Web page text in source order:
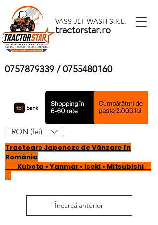
VASS JET WASH S.R.L.
tractorstar.ro
0757879339 /0755480160
Tractoare Japoneze de Vânzare în
România
Kubota • Yanmar • Iseki • Mitsubishi
RON (lei)
Încarcă anterior